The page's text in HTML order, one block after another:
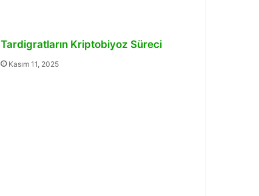
Tardigratların Kriptobiyoz Süreci
Kasım 11, 2025